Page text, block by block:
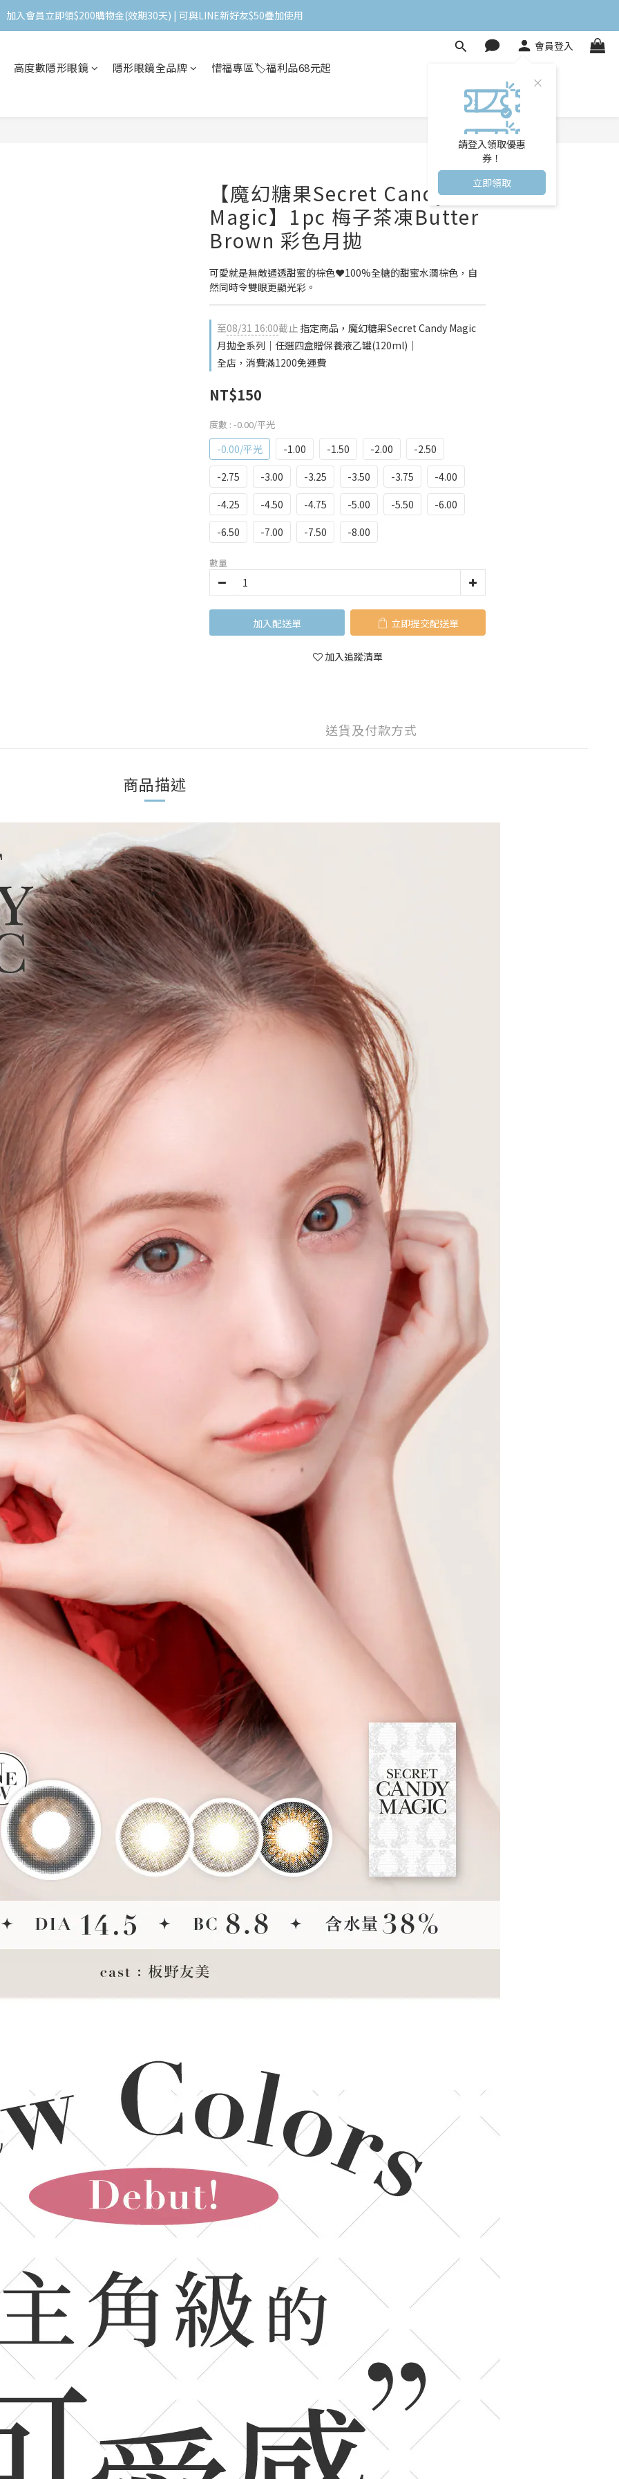
加入會員立即領$200購物金(效期30天) | 可與LINE新好友$50疊加使用
＼ 全館滿千贈千點 ／ 回饋無上限，效期60天！
加入會員立即領$200購物金(效期30天) | 可與LINE新好友$50疊加使用
會員登入
請登入領取優惠
券！
立即領取
高度數隱形眼鏡 隱形眼鏡全品牌 惜福專區🏷️福利品68元起
【魔幻糖果Secret Candy
Magic】1pc 梅子茶凍Butter
Brown 彩色月拋
可愛就是無敵通透甜蜜的棕色❤100%全糖的甜蜜水潤棕色，自
然同時令雙眼更顯光彩。
至08/31 16:00截止 指定商品，魔幻糖果Secret Candy Magic
月拋全系列｜任選四盒贈保養液乙罐(120ml)｜
全店，消費滿1200免運費
NT$150
度數 : -0.00/平光
-0.00/平光 -1.00 -1.50 -2.00
-2.50
-2.75
-3.00 -3.25 -3.50 -3.75
-4.00
-4.25
-4.50 -4.75 -5.00 -5.50
-6.00
-6.50
-7.00 -7.50 -8.00
數量
加入購物車 立即購買
加入追蹤清單
送貨及付款方式
商品描述
立即購買